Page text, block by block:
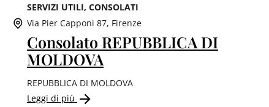
SERVIZI UTILI CONSOLATI
Via Pier Capponi 87, Firenze
Consolato REPUBBLICA DI
MOLDOVA
REPUBBLICA DI MOLDOVA
Leggi di più